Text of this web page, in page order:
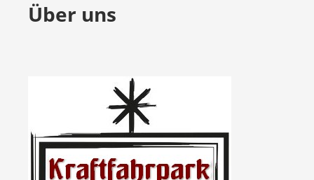
Über uns